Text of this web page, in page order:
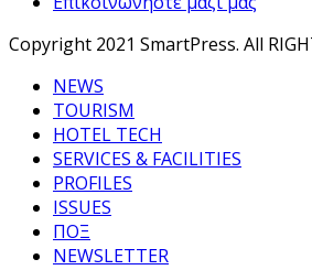
Copyright 2021 SmartPress. All
NEWS
TOURISM
HOTEL TECH
SERVICES & FACILITIES
PROFILES
ISSUES
ΠΟΞ
NEWSLETTER